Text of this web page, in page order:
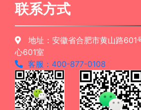
联系方式
地址：安徽省合肥市黄山路601
心601室
客服：400-877-0108